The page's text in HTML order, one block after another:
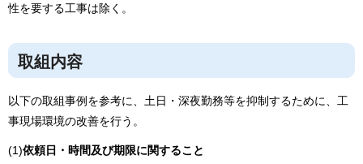
性を要する工事は除く。
取組内容
以下の取組事例を参考に、土日・深夜勤務等を抑制するために、工
事現場環境の改善を行う。
(1)依頼日・時間及び期限に関すること